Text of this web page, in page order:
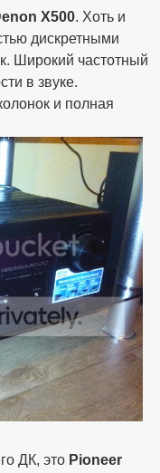
X500. Хоть и
дискретными
Широкий частотный
в звуке.
и полная
ДК, это Pioneer